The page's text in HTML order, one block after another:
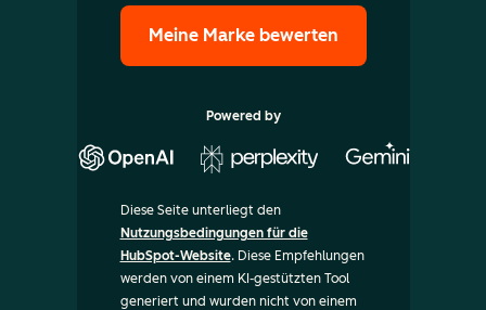
Powered by
Diese Seite unterliegt den
Nutzungsbedingungen für die
HubSpot-Website. Diese Empfehlungen
werden von einem KI-gestützten Tool
generiert und wurden nicht von einem